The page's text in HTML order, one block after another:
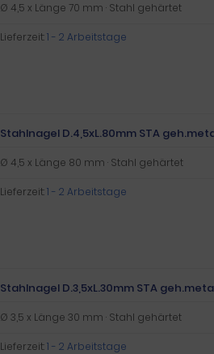
Ø 4,5 x Länge 70 mm · Stahl gehärtet
Lieferzeit:1 - 2 Arbeitstage
Stahlnagel D.4,5xL.80mm STA
Ø 4,5 x Länge 80 mm · Stahl gehärtet
Lieferzeit:1 - 2 Arbeitstage
Stahlnagel D.3,5xL.30mm STA
Ø 3,5 x Länge 30 mm · Stahl gehärtet
Lieferzeit:1 - 2 Arbeitstage